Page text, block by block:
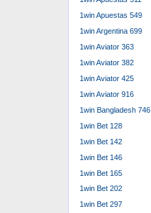
1win Apuestas 549
1win Argentina 699
1win Aviator 363
1win Aviator 382
1win Aviator 425
1win Aviator 916
1win Bangladesh 746
1win Bet 128
1win Bet 142
1win Bet 146
1win Bet 165
1win Bet 202
1win Bet 297